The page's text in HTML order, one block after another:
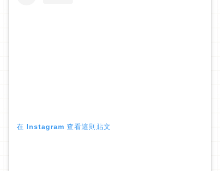
在 Instagram 查看這則貼文